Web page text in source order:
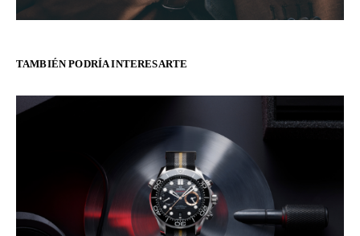
TAMBIÉN PODRÍA INTERESARTE